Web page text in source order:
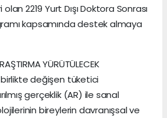
2219 Yurt Dışı Doktora Sonrası
kapsamında destek almaya
YÜRÜTÜLECEK
değişen tüketici
gerçeklik (AR) ile sanal
bireylerin davranışsal ve